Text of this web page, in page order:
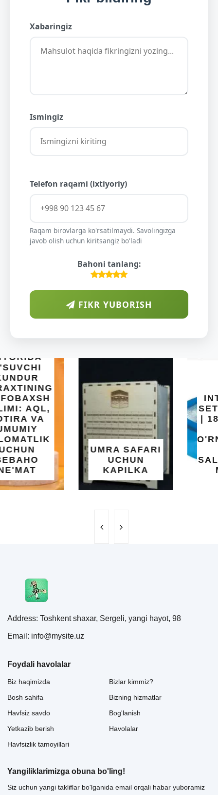
Xabaringiz
Ismingiz
Telefon raqami (ixtiyoriy)
Raqam birovlarga ko'rsatilmaydi. Savolingizga
javob olish uchun kiritsangiz bo'ladi
Bahoni tanlang:
FIKR YUBORISH
UMRA SAFARI
UCHUN
KAPILKA
INTEX EASY
SET BASSEYN
| 183X51 SM |
OSON
O'RNATILUVCHI
YOZGI
SALQINLIK VA
MAROQ
Address: Toshkent shaxar, Sergeli, yangi hayot, 98
Email: info@mysite.uz
Foydali havolalar
Biz haqimizda
Bosh sahifa
Havfsiz savdo
Yetkazib berish
Havfsizlik tamoyillari
Bizlar kimmiz?
Bizning hizmatlar
Bog'lanish
Havolalar
Yangiliklarimizga obuna bo'ling!
Siz uchun yangi takliflar bo'lganida email orqali habar yuboramiz